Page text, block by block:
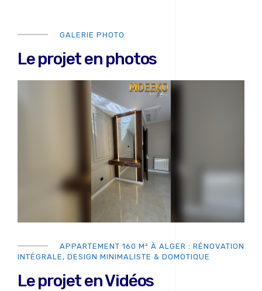
GALERIE PHOTO
Le projet en photos
APPARTEMENT 160 M² À ALGER : RÉNOVATION
INTÉGRALE, DESIGN MINIMALISTE & DOMOTIQUE
Le projet en Vidéos